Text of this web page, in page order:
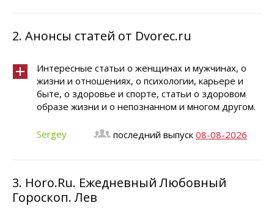
2. Анонсы статей от Dvorec.ru
Интересные статьи о женщинах и мужчинах, о
жизни и отношениях, о психологии, карьере и
быте, о здоровье и спорте, статьи о здоровом
образе жизни и о непознанном и многом другом.
Sergey последний выпуск 08-08-2026
3. Horo.Ru. Ежедневный Любовный
Гороскоп. Лев